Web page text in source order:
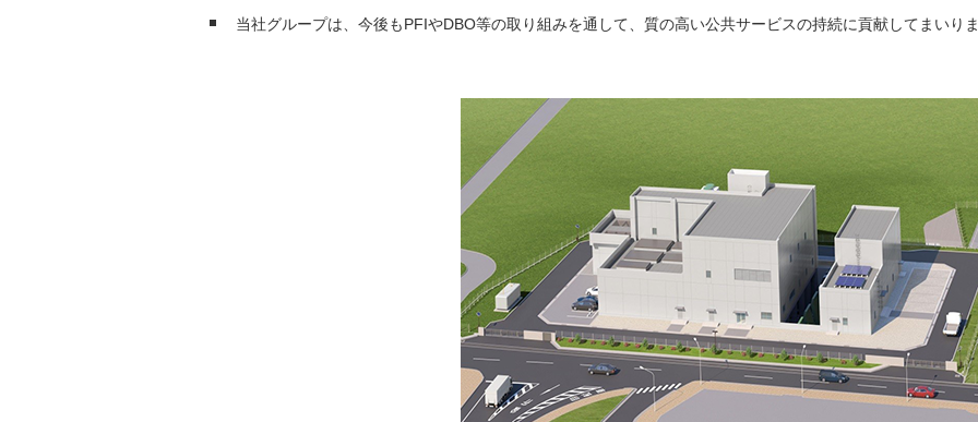
当社グループは、今後もPFIやDBO等の取り組みを通して、質の高い公共サービスの持続に貢献してまいり